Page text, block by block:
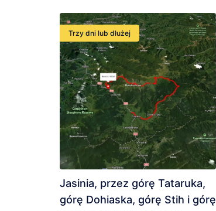
Trzy dni lub dłużej
Jasinia, przez górę Tataruka,
górę Dohiaska, górę Stih i górę